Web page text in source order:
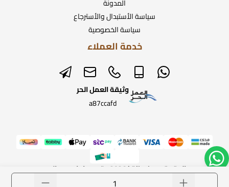
المدونة
سياسة الأستبدال والأسترجاع
سياسة الخصوصية
خدمة العملاء
وثيقة العمل الحر
a87ccafd
الحقوق محفوظة | 2026 متجر ساعات رومانس